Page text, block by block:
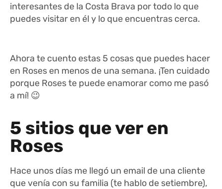
interesantes de la Costa Brava por todo lo que
puedes visitar en él y lo que encuentras cerca.
Ahora te cuento estas 5 cosas que puedes hacer
en Roses en menos de una semana. ¡Ten cuidado
porque Roses te puede enamorar como me pasó
a mí! 😉
5 sitios que ver en
Roses
Hace unos días me llegó un email de una cliente
que venía con su familia (te hablo de setiembre),